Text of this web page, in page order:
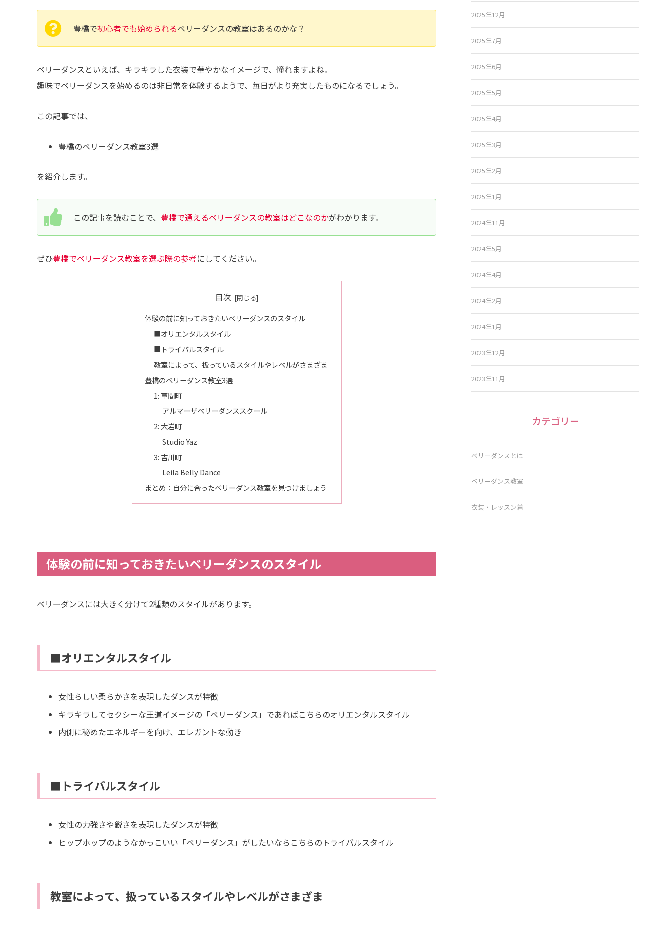
豊橋で初心者でも始められるベリーダンスの教室はあるのかな？
ベリーダンスといえば、キラキラした衣装で華やかなイメージで、憧れますよね。
趣味でベリーダンスを始めるのは非日常を体験するようで、毎日がより充実したものになるでしょう。
この記事では、
豊橋のベリーダンス教室3選
を紹介します。
この記事を読むことで、 豊橋で通えるベリーダンスの教室はどこなのかがわかります。
ぜひ豊橋でベリーダンス教室を選ぶ際の参考にしてください。
目次
体験の前に知っておきたいベリーダンスのスタイル
■オリエンタルスタイル
■トライバルスタイル
教室によって、扱っているスタイルやレベルがさまざま
豊橋のベリーダンス教室3選
1: 草間町
アルマーザベリーダンススクール
2: 大岩町
Studio Yaz
3: 吉川町
Leila Belly Dance
まとめ：自分に合ったベリーダンス教室を見つけましょう
体験の前に知っておきたいベリーダンスのスタイル
ベリーダンスには大きく分けて2種類のスタイルがあります。
■オリエンタルスタイル
女性らしい柔らかさを表現したダンスが特徴
キラキラしてセクシーな王道イメージの「ベリーダンス」であればこちらのオリエンタルスタイル
内側に秘めたエネルギーを向け、エレガントな動き
■トライバルスタイル
女性の力強さや鋭さを表現したダンスが特徴
ヒップホップのようなかっこいい「ベリーダンス」がしたいならこちらのトライバルスタイル
教室によって、扱っているスタイルやレベルがさまざま
2025年12月
2025年7月
2025年6月
2025年5月
2025年4月
2025年3月
2025年2月
2025年1月
2024年11月
2024年5月
2024年4月
2024年2月
2024年1月
2023年12月
2023年11月
カテゴリー
ベリーダンスとは
ベリーダンス教室
衣装・レッスン着